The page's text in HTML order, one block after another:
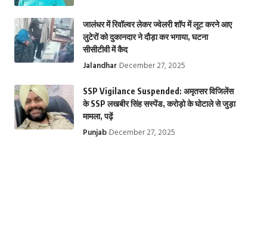
जालंधर में रिवॉल्वर लेकर ज्वेलरी शॉप में लूट करने आए
लुटेरों को दुकानदार ने दौड़ा कर भगाया, घटना
सीसीटीवी में कैद
Jalandhar December 27, 2025
SSP Vigilance Suspended: अमृतसर विजिलेंस
के SSP लखबीर सिंह सस्पेंड, करोड़ो के घोटाले से जुड़ा
मामला, पढ़ें
Punjab December 27, 2025